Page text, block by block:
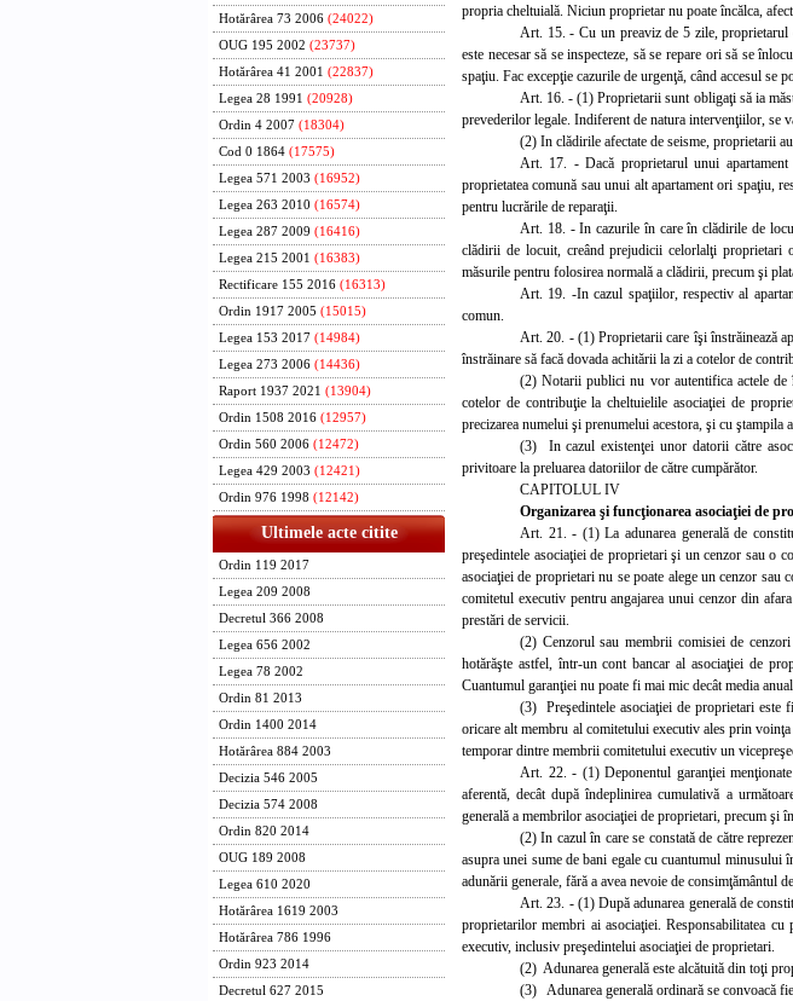
Hotărârea 73 2006 (24022)
OUG 195 2002 (23737)
Hotărârea 41 2001 (22837)
Legea 28 1991 (20928)
Ordin 4 2007 (18304)
Cod 0 1864 (17575)
Legea 571 2003 (16952)
Legea 263 2010 (16574)
Legea 287 2009 (16416)
Legea 215 2001 (16383)
Rectificare 155 2016 (16313)
Ordin 1917 2005 (15015)
Legea 153 2017 (14984)
Legea 273 2006 (14436)
Raport 1937 2021 (13904)
Ordin 1508 2016 (12957)
Ordin 560 2006 (12472)
Legea 429 2003 (12421)
Ordin 976 1998 (12142)
Ultimele acte citite
Ordin 119 2017
Legea 209 2008
Decretul 366 2008
Legea 656 2002
Legea 78 2002
Ordin 81 2013
Ordin 1400 2014
Hotărârea 884 2003
Decizia 546 2005
Decizia 574 2008
Ordin 820 2014
OUG 189 2008
Legea 610 2020
Hotărârea 1619 2003
Hotărârea 786 1996
Ordin 923 2014
Decretul 627 2015
propria cheltuială. Niciun proprietar nu poate încălca,
Art. 15. - Cu un preaviz de 5 zile, proprietarul
este necesar să se inspecteze, să se repare ori să se
spaţiu. Fac excepţie cazurile de urgenţă, când accesul se
Art. 16. - (1) Proprietarii sunt obligaţi să ia
prevederilor legale. Indiferent de natura intervenţiilor, se
(2) In clădirile afectate de seisme, proprietarii
Art. 17. - Dacă proprietarul unui
proprietatea comună sau unui alt apartament ori spaţiu,
pentru lucrările de reparaţii.
Art. 18. - In cazurile în care în clădirile de
clădirii de locuit, creând prejudicii celorlalţi proprietari
măsurile pentru folosirea normală a clădirii, precum şi
Art. 19. -In cazul spaţiilor, respectiv al
comun.
Art. 20. - (1) Proprietarii care îşi înstrăinează
înstrăinare să facă dovada achitării la zi a cotelor de
(2) Notarii publici nu vor autentifica actele de
cotelor de contribuţie la cheltuielile asociaţiei de
precizarea numelui şi prenumelui acestora, şi cu ştampila
(3) In cazul existenţei unor datorii către
privitoare la preluarea datoriilor de către cumpărător.
CAPITOLUL IV
Organizarea şi funcţionarea asociaţiei de
Art. 21. - (1) La adunarea generală de
preşedintele asociaţiei de proprietari şi un cenzor sau o
asociaţiei de proprietari nu se poate alege un cenzor sau
comitetul executiv pentru angajarea unui cenzor din
prestări de servicii.
(2) Cenzorul sau membrii comisiei de
hotărăşte astfel, într-un cont bancar al asociaţiei de
Cuantumul garanţiei nu poate fi mai mic decât media
(3) Preşedintele asociaţiei de proprietari este
oricare alt membru al comitetului executiv ales prin
temporar dintre membrii comitetului executiv un
Art. 22. - (1) Deponentul garanţiei
aferentă, decât după îndeplinirea cumulativă a
generală a membrilor asociaţiei de proprietari, precum şi
(2) In cazul în care se constată de către
asupra unei sume de bani egale cu cuantumul minusului
adunării generale, fără a avea nevoie de consimţământul
Art. 23. - (1) După adunarea generală de
proprietarilor membri ai asociaţiei. Responsabilitatea
executiv, inclusiv preşedintelui asociaţiei de proprietari.
(2) Adunarea generală este alcătuită din toţi
(3) Adunarea generală ordinară se convoacă